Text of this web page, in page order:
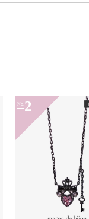
No. 2